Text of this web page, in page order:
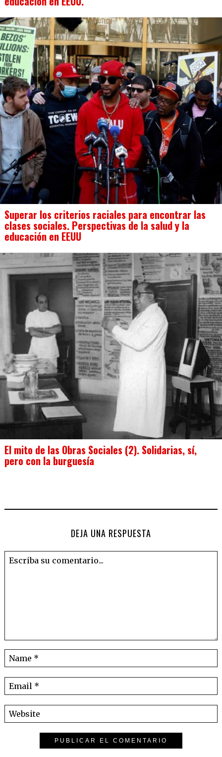
Superar los criterios raciales para encontrar las
clases sociales. Perspectivas de la salud y la
educación en EEUU
El mito de las Obras Sociales (2). Solidarias, sí,
pero con la burguesía
DEJA UNA RESPUESTA